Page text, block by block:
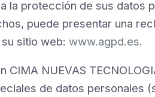
la protección de sus datos
puede presentar una
sitio web: www.agpd.es.
NUEVAS
de datos personales